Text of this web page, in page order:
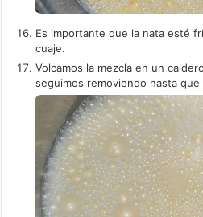
Es importante que la nata esté
cuaje.
Volcamos la mezcla en un
seguimos removiendo hasta que